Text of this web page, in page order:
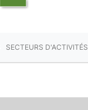
SECTEURS D'ACTIVITÉS